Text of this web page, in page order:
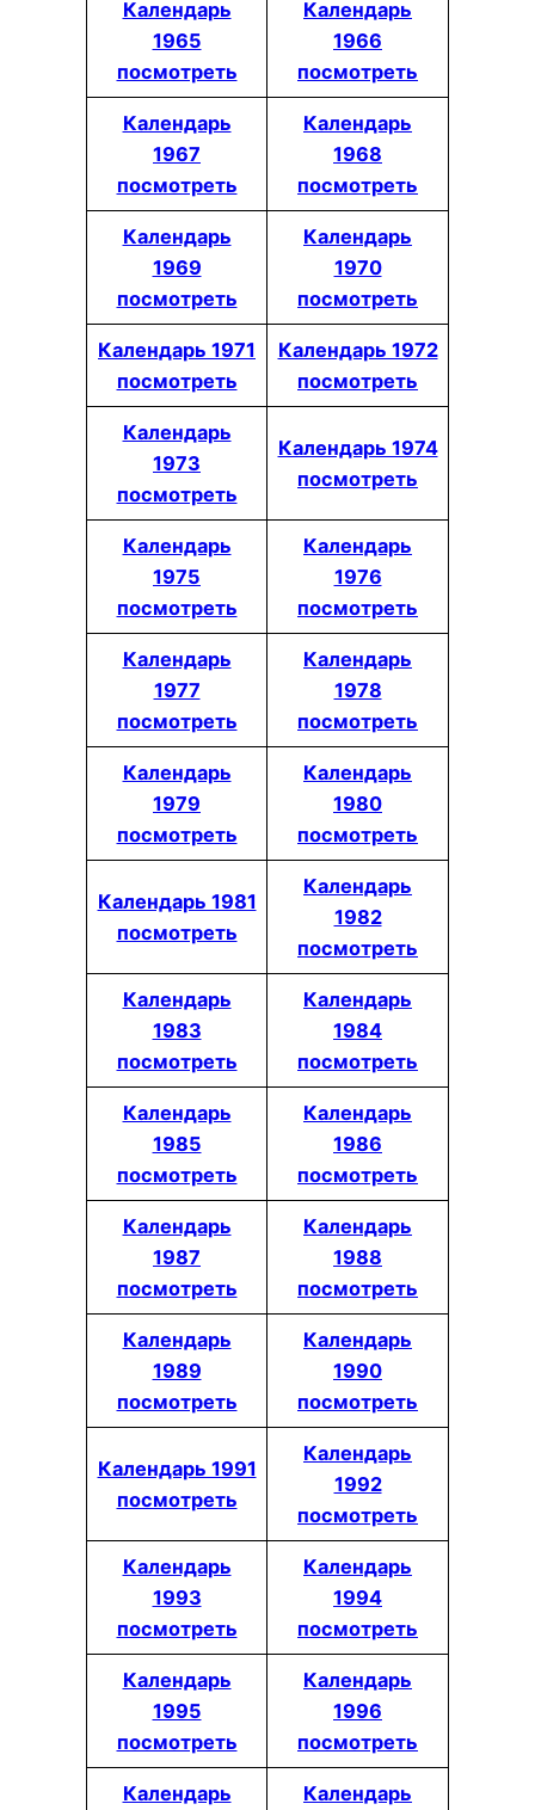
Календарь
1965
посмотреть
Календарь
1966
посмотреть
Календарь
1967
посмотреть
Календарь
1968
посмотреть
Календарь
1969
посмотреть
Календарь
1970
посмотреть
Календарь 1971
посмотреть
Календарь 1972
посмотреть
Календарь
1973
посмотреть
Календарь 1974
посмотреть
Календарь
1975
посмотреть
Календарь
1976
посмотреть
Календарь
1977
посмотреть
Календарь
1978
посмотреть
Календарь
1979
посмотреть
Календарь
1980
посмотреть
Календарь 1981
посмотреть
Календарь
1982
посмотреть
Календарь
1983
посмотреть
Календарь
1984
посмотреть
Календарь
1985
посмотреть
Календарь
1986
посмотреть
Календарь
1987
посмотреть
Календарь
1988
посмотреть
Календарь
1989
посмотреть
Календарь
1990
посмотреть
Календарь 1991
посмотреть
Календарь
1992
посмотреть
Календарь
1993
посмотреть
Календарь
1994
посмотреть
Календарь
1995
посмотреть
Календарь
1996
посмотреть
Календарь
Календарь